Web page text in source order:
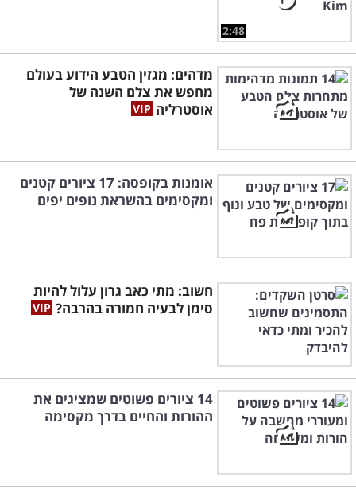
2:48
מדהים: מגזין הטבע הידוע בעולם
מחפש את צלם השנה של
אוסטרליה
אומנות בקופסה: 17 ציורים קטנים
ומקסימים בהשראת נופים יפים
חשוב: מתי כאב גרון עלול להיות
סימן לבעיה חמורה בהרבה?
14 ציורים פשוטים שמציגים את
ההורות והחיים בדרך מקסימה